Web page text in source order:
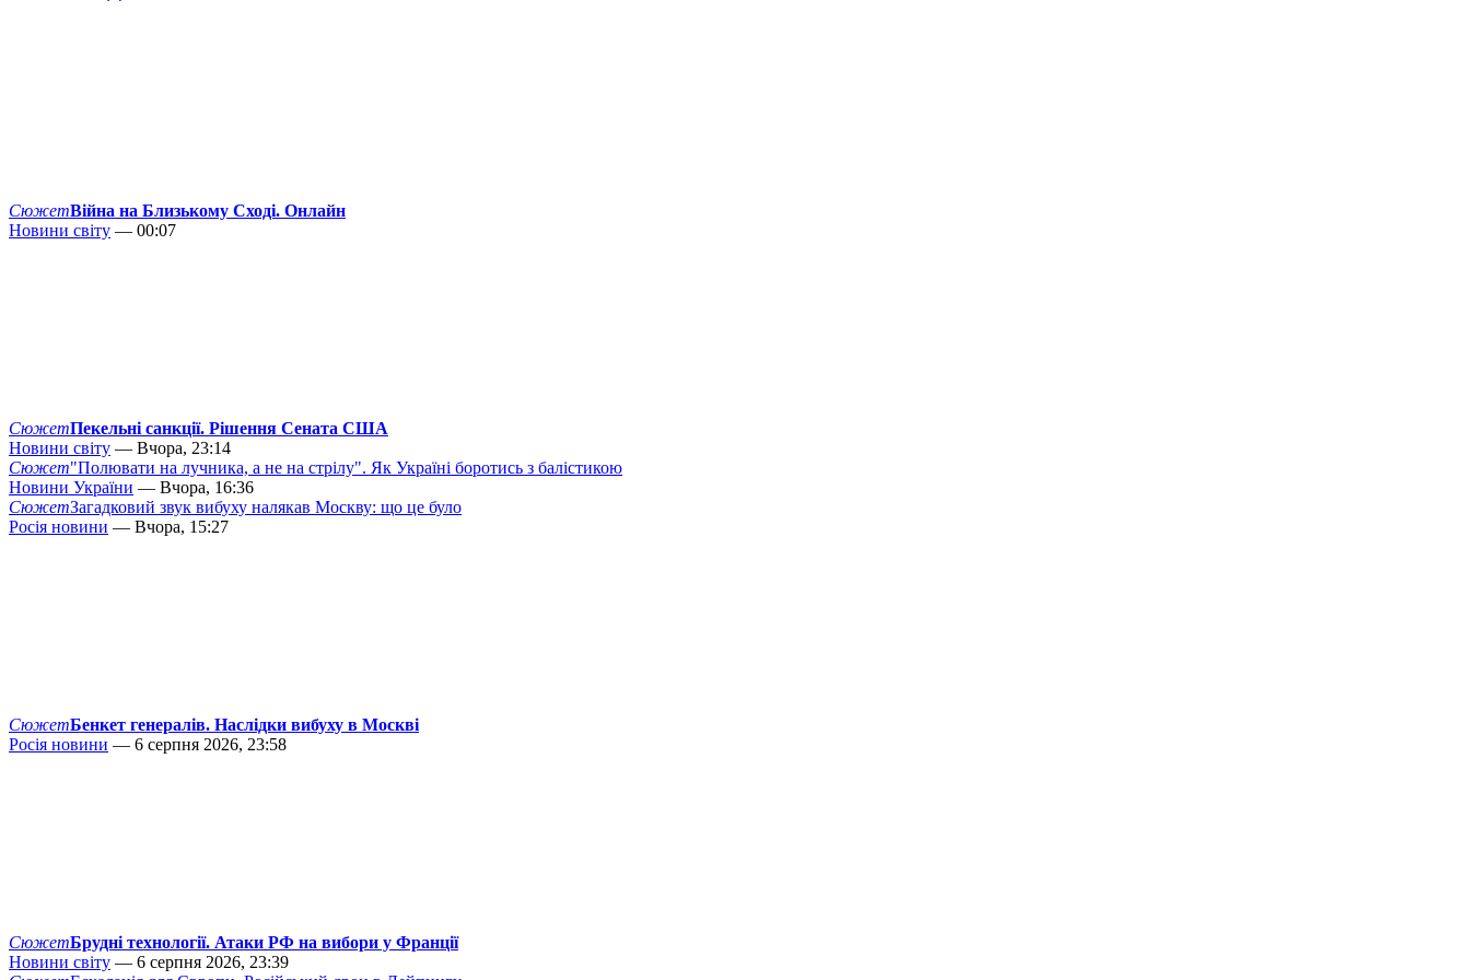
СюжетВійна на Близькому Сході. Онлайн
Новини світу — 00:07
СюжетПекельні санкції. Рішення Сената США
Новини світу — Вчора, 23:14
Сюжет"Полювати на лучника, а не на стрілу". Як Україні боротись з балістикою
Новини України — Вчора, 16:36
СюжетЗагадковий звук вибуху налякав Москву: що це було
Росія новини — Вчора, 15:27
СюжетБенкет генералів. Наслідки вибуху в Москві
Росія новини — 6 серпня 2026, 23:58
СюжетБрудні технології. Атаки РФ на вибори у Франції
Новини світу — 6 серпня 2026, 23:39